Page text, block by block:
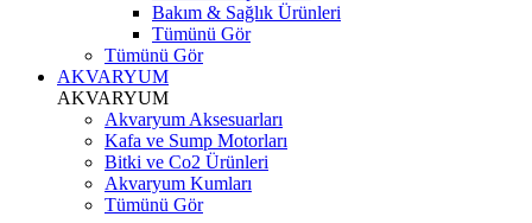
Bakım & Sağlık Ürünleri
Tümünü Gör
Tümünü Gör
AKVARYUM
AKVARYUM
Akvaryum Aksesuarları
Kafa ve Sump Motorları
Bitki ve Co2 Ürünleri
Akvaryum Kumları
Tümünü Gör